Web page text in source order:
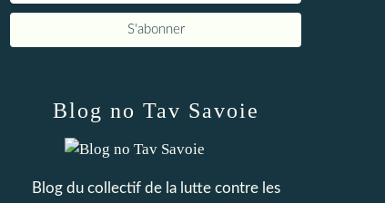
Blog no Tav Savoie
Blog du collectif de la lutte contre les